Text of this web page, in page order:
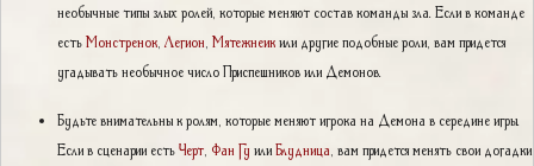
необычные типы злых ролей, которые меняют состав команды зла. Если в команде
естьМонстренок Легион Мятежнеикили другие подобные роли, вам придется
угадывать необычное число Приспешников или Демонов.
Будьте внимательны к ролям, которые меняют игрока на Демона в середине игры.
Если в сценарии естьЧерт Фан Гу илиБлудница , вам придется менять свои догадки